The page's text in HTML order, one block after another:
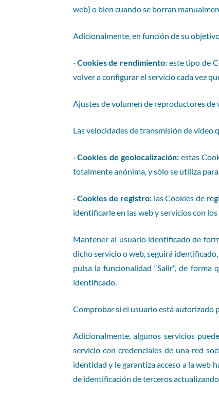
web) o bien cuando se borran
Adicionalmente, en función de su
· Cookies de rendimiento: este tipo de
volver a configurar el servicio cada vez
Ajustes de volumen de reproductores de
Las velocidades de transmisión de vídeo
·Cookies de geolocalización:estas
totalmente anónima, y sólo se utiliza
· Cookies de registro:las Cookies de
identificarle en las web y servicios con
Mantener al usuario identificado de
dicho servicio o web, seguirá
pulsa la funcionalidad “Salir”, de
identificado.
Comprobar si el usuario está autorizado
Adicionalmente, algunos servicios
servicio con credenciales de una red
identidad y le garantiza acceso a la web
de identificación de terceros